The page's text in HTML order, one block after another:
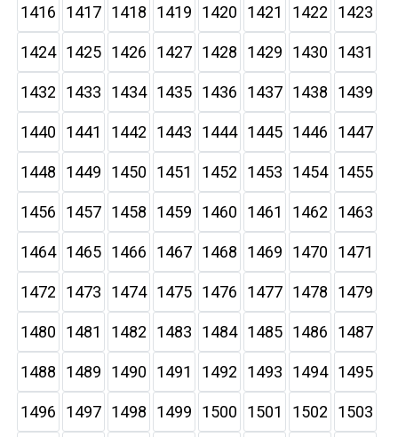
1416 1417 1418 1419 1420 1421 1422 1423
1424 1425 1426 1427 1428 1429 1430 1431
1432 1433 1434 1435 1436 1437 1438 1439
1440 1441 1442 1443 1444 1445 1446 1447
1448 1449 1450 1451 1452 1453 1454 1455
1456 1457 1458 1459 1460 1461 1462 1463
1464 1465 1466 1467 1468 1469 1470 1471
1472 1473 1474 1475 1476 1477 1478 1479
1480 1481 1482 1483 1484 1485 1486 1487
1488 1489 1490 1491 1492 1493 1494 1495
1496 1497 1498 1499 1500 1501 1502 1503